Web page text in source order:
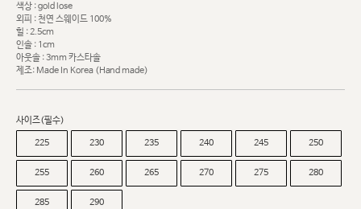
색상 : gold lose
외피 : 천연 스웨이드 100%
힐 : 2.5cm
인솔 : 1cm
아웃솔 : 3mm 카스타솔
제조: Made In Korea (Hand made)
사이즈(필수)
225 230 235 240 245 250
255 260 265 270 275 280
285 290